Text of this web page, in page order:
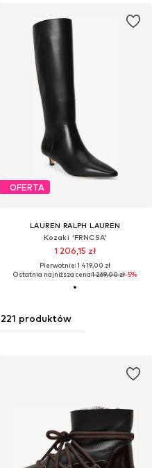
OFERTA
LAUREN RALPH LAUREN
Kozaki 'FRNCSA'
1 206,15 zł
Pierwotnie: 1 419,00 zł
Ostatnia najniższa cena:1 269,00 zł-5%
produktów